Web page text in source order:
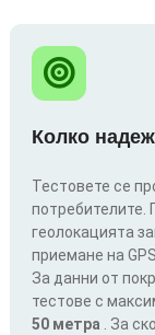
Колко
Тестовете се
потребителите.
геолокацията
приемане на
За данни от
тестове с
50 метра
. За